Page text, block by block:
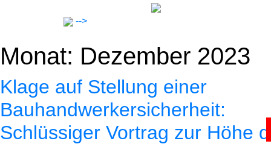
-->
Anwälte
Monat: Dezember 2023
Klage auf Stellung einer
Bauhandwerkersicherheit:
Schlüssiger Vortrag zur Höhe